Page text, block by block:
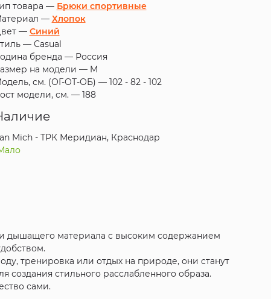
товара — Брюки спортивные
— Хлопок
— Синий
— Casual
бренда — Россия
на модели — M
см. (ОГ-ОТ-ОБ) — 102 - 82 - 102
модели, см. — 188
Mich - ТРК Меридиан, Краснодар
дышащего материала с высоким содержанием
тренировка или отдых на природе, они станут
стильного расслабленного образа.
сами.